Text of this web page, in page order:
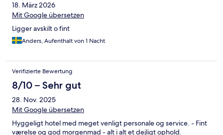
18. März 2026
Mit Google übersetzen
Ligger avskilt o fint
Anders, Aufenthalt von 1 Nacht
Verifizierte Bewertung
8/10 – Sehr gut
28. Nov. 2025
Mit Google übersetzen
Hyggeligt hotel med meget venligt personale og service. - Fint
værelse og god morgenmad - alt i alt et dejligt ophold.